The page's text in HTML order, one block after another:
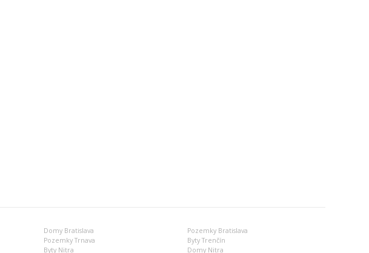
Domy Bratislava
Pozemky Bratislava
Pozemky Trnava
Byty Trenčín
Byty Nitra Domy Nitra